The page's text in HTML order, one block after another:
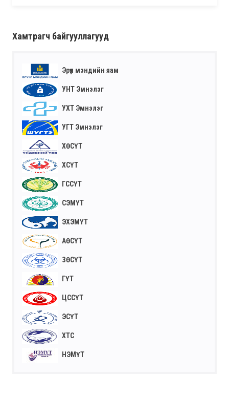
Хамтрагч байгууллагууд
Эрүүл мэндийн яам
УНТ Эмнэлэг
УХТ Эмнэлэг
УГТ Эмнэлэг
ХӨСҮТ
ХСҮТ
ГССҮТ
СЭМҮТ
ЭХЭМҮТ
АӨСҮТ
ЗӨСҮТ
ГҮТ
ЦССҮТ
ЭСҮТ
ХТС
НЭМҮТ